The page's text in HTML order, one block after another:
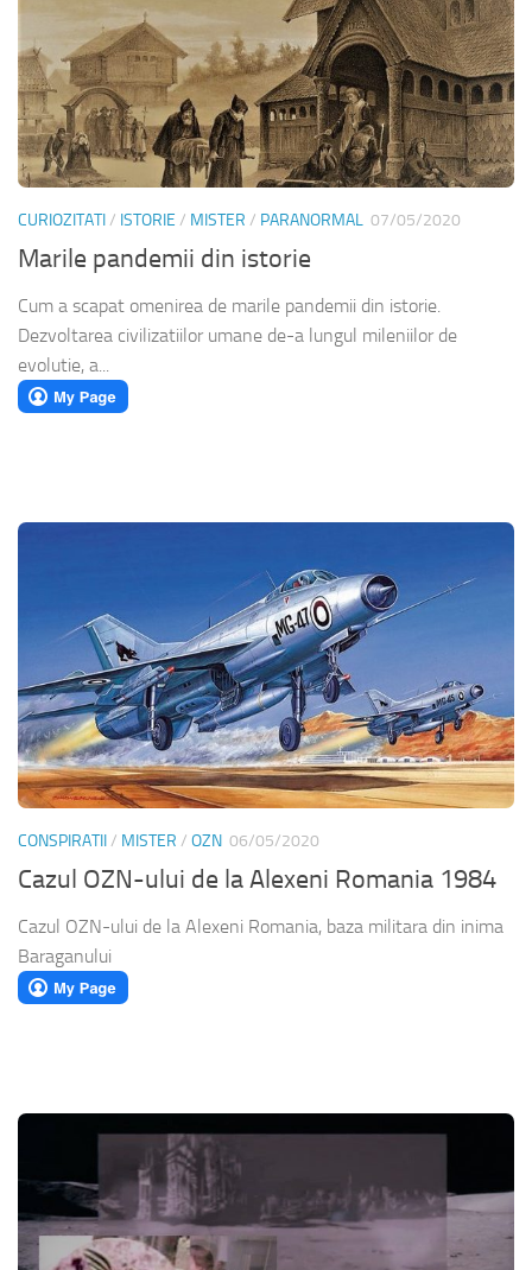
CURIOZITATI/ ISTORIE / MISTER / PARANORMAL 07/05/2020
Marile pandemii din istorie
Cum a scapat omenirea de marile pandemii din istorie.
Dezvoltarea civilizatiilor umane de-a lungul mileniilor de
evolutie, a...
CONSPIRATII/ MISTER / OZN 06/05/2020
Cazul OZN-ului de la Alexeni Romania 1984
Cazul OZN-ului de la Alexeni Romania, baza militara din inima
Baraganului